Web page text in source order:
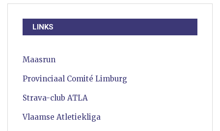
LINKS
Maasrun
Provinciaal Comité Limburg
Strava-club ATLA
Vlaamse Atletiekliga